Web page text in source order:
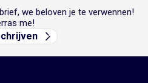
we beloven je te verwennen!
me!